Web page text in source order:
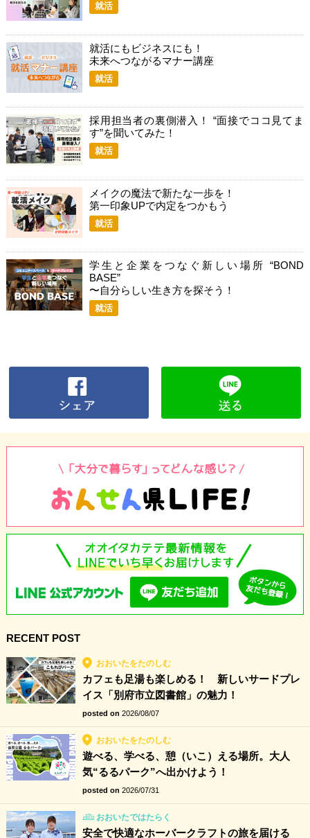
就活
就活にもビジネスにも！
未来へつながるマナー講座
就活
採用担当者の裏側潜入！ “面接でココ見てま
す”を聞いてみた！
就活
メイクの魔法で新たな一歩を！
第一印象UPで内定をつかもう
就活
学生と企業をつなぐ新しい場所 “BOND
BASE”
〜自分らしい生き方を探そう！
就活
RECENT POST
おおいたをたのしむ
カフェも足湯も楽しめる！ 新しいサードプレ
イス「別府市立図書館」の魅力！
posted on 2026/08/07
おおいたをたのしむ
遊べる、学べる、憩（いこ）える場所。大人
気“るるパーク”へ出かけよう！
posted on 2026/07/31
おおいたではたらく
安全で快適なホーバークラフトの旅を届ける